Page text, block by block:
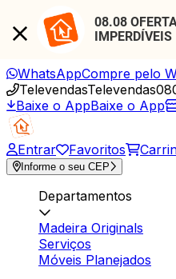
08.08
IMPERDÍVEIS
WhatsAppCompre pelo
TelevendasTelevendas
Baixe o AppBaixe o App
Entrar Favoritos
Informe o seu CEP
Departamentos
Madeira Originals
Serviços
Móveis Planejados